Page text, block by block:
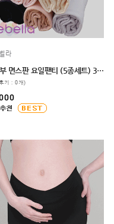
라
임산부 면스판 요일팬티 (5종세트) 3size
기 : 0개)